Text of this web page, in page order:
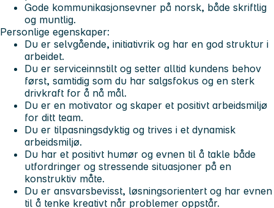
Gode kommunikasjonsevner på norsk, både skriftlig
og muntlig.
Personlige egenskaper:
Du er selvgående, initiativrik og har en god struktur i
arbeidet.
Du er serviceinnstilt og setter alltid kundens behov
først, samtidig som du har salgsfokus og en sterk
drivkraft for å nå mål.
Du er en motivator og skaper et positivt arbeidsmiljø
for ditt team.
Du er tilpasningsdyktig og trives i et dynamisk
arbeidsmiljø.
Du har et positivt humør og evnen til å takle både
utfordringer og stressende situasjoner på en
konstruktiv måte.
Du er ansvarsbevisst, løsningsorientert og har evnen
til å tenke kreativt når problemer oppstår.